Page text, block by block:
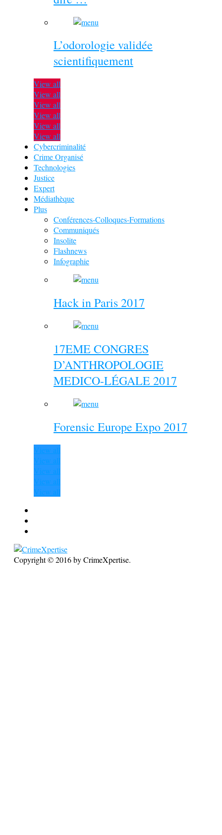
L’odorologie validée
scientifiquement
View all
View all
View all
View all
View all
View all
Cybercriminalité
Crime Organisé
Technologies
Justice
Expert
Médiathèque
Plus
Conférences-Colloques-Formations
Communiqués
Insolite
Flashnews
Infographie
Hack in Paris 2017
17EME CONGRES
D’ANTHROPOLOGIE
MEDICO-LÉGALE 2017
Forensic Europe Expo 2017
View all
View all
View all
View all
View all
Copyright © 2016 by CrimeXpertise.